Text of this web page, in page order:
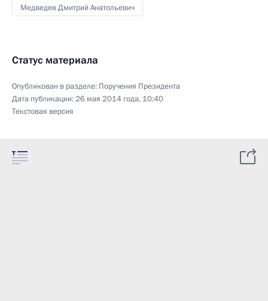
Медведев Дмитрий Анатольевич
Статус материала
Опубликован в разделе: Поручения Президента
Дата публикации:26 мая 2014 года, 10:40
Текстовая версия